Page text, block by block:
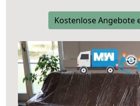
Kostenlose Angebote